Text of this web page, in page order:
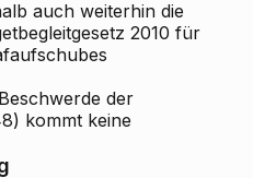
auch weiterhin die
2010 für
der
kommt keine